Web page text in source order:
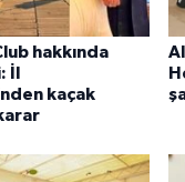
hakkında
İl
kaçak